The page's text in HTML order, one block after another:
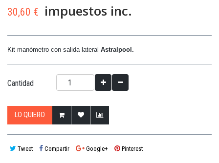
30,60 € impuestos inc.
Kit manómetro con salida lateral Astralpool.
Cantidad
LO QUIERO
Tweet Compartir Google+ Pinterest